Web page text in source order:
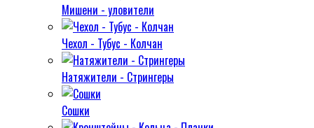
Мишени - уловители
Чехол - Тубус - Колчан
Натяжители - Стрингеры
Сошки